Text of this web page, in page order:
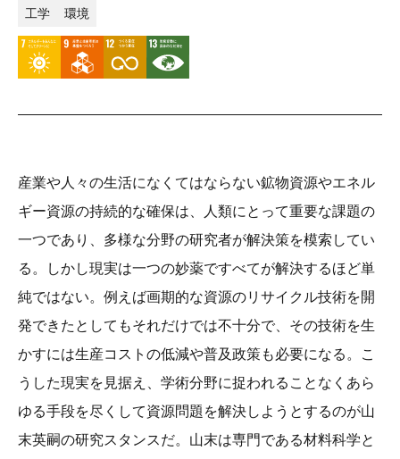
工学 環境
産業や人々の生活になくてはならない鉱物資源やエネル
ギー資源の持続的な確保は、人類にとって重要な課題の
一つであり、多様な分野の研究者が解決策を模索してい
る。しかし現実は一つの妙薬ですべてが解決するほど単
純ではない。例えば画期的な資源のリサイクル技術を開
発できたとしてもそれだけでは不十分で、その技術を生
かすには生産コストの低減や普及政策も必要になる。こ
うした現実を見据え、学術分野に捉われることなくあら
ゆる手段を尽くして資源問題を解決しようとするのが山
末英嗣の研究スタンスだ。山末は専門である材料科学と